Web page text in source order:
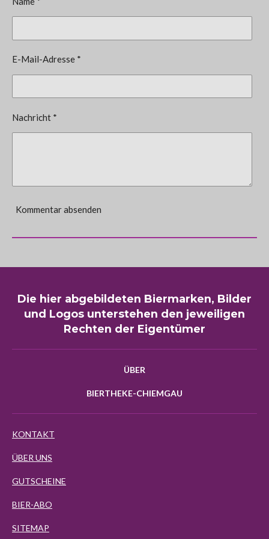
E-Mail-Adresse *
Nachricht *
Kommentar absenden
Die hier abgebildeten Biermarken, Bilder
und Logos unterstehen den jeweiligen
Rechten der Eigentümer
ÜBER
BIERTHEKE-CHIEMGAU
KONTAKT
ÜBER UNS
GUTSCHEINE
BIER-ABO
SITEMAP